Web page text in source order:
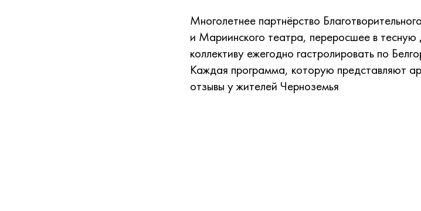
Многолетнее партнёрство
и Мариинского театра, переросшее в
коллективу ежегодно гастролировать по
Каждая программа, которую представляют
отзывы у жителей Черноземья